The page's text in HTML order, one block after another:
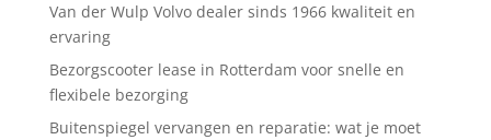
Van der Wulp Volvo dealer sinds 1966 kwaliteit en
ervaring
Bezorgscooter lease in Rotterdam voor snelle en
flexibele bezorging
Buitenspiegel vervangen en reparatie: wat je moet